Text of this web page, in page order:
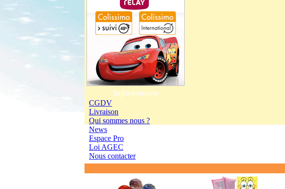
Informations
CGDV
Livraison
Qui sommes nous ?
News
Espace Pro
Loi AGEC
Nous contacter